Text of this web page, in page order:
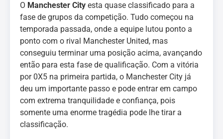
O Manchester City esta quase classificado para a
fase de grupos da competição. Tudo começou na
temporada passada, onde a equipe lutou ponto a
ponto com o rival Manchester United, mas
conseguiu terminar uma posição acima, avançando
então para esta fase de qualificação. Com a vitória
por 0X5 na primeira partida, o Manchester City já
deu um importante passo e pode entrar em campo
com extrema tranquilidade e confiança, pois
somente uma enorme tragédia pode lhe tirar a
classificação.